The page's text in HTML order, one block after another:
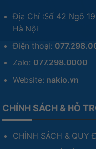
Địa Chỉ :Số 42 Ngõ
Hà Nội
Điện thoại:
Zalo: 077.298.0000
Website: nakio.vn
CHÍNH SÁCH & HỖ
CHÍNH SÁCH & QUY